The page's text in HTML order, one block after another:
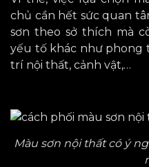
chủ cần hết sức quan
sơn theo sở thích mà
yếu tố khác như phong
trí nội thất, cảnh vật,…
Màu sơn nội thất có ý